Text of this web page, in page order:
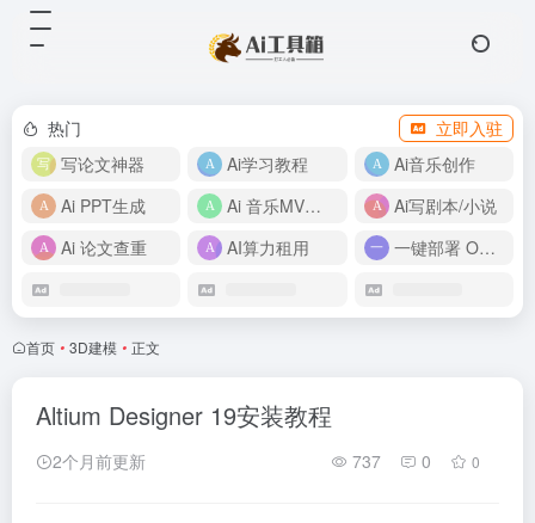
热门
立即入驻
写论文神器
Ai学习教程
Ai音乐创作
Ai PPT生成
Ai 音乐MV制作
Ai写剧本/小说
Ai 论文查重
AI算力租用 一键部署 OpenClaw
首页 • 3D建模 • 正文
Altium Designer 19安装教程
2个月前更新 737 0 0